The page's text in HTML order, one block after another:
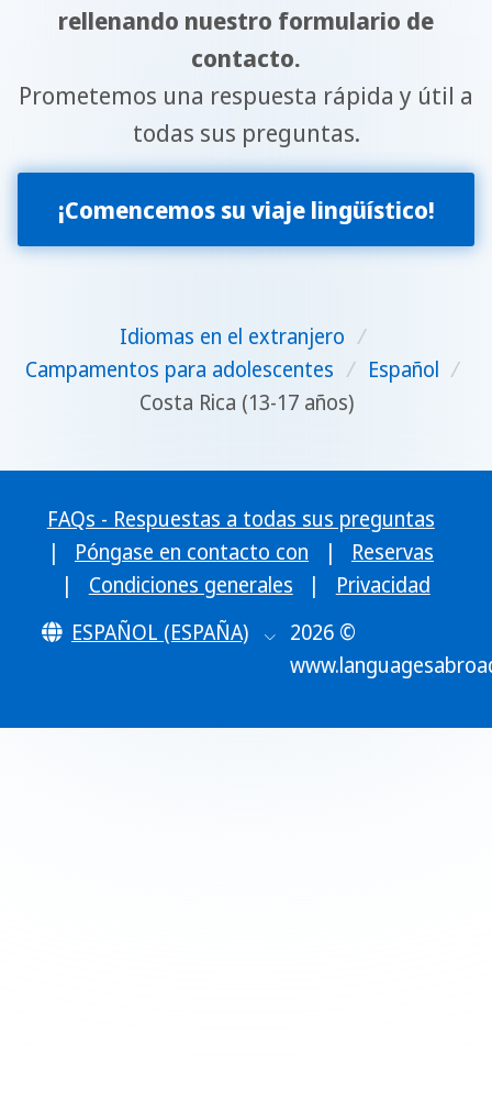
rellenando nuestro formulario de
contacto.
Prometemos una respuesta rápida y útil a
todas sus preguntas.
¡Comencemos su viaje lingüístico!
Idiomas en el extranjero /
Campamentos para adolescentes / Español /
Costa Rica (13-17 años)
FAQs - Respuestas a todas sus preguntas
|
Póngase en contacto con |
Reservas
|
Condiciones generales |
Privacidad
ESPAÑOL (ESPAÑA)
2026 ©